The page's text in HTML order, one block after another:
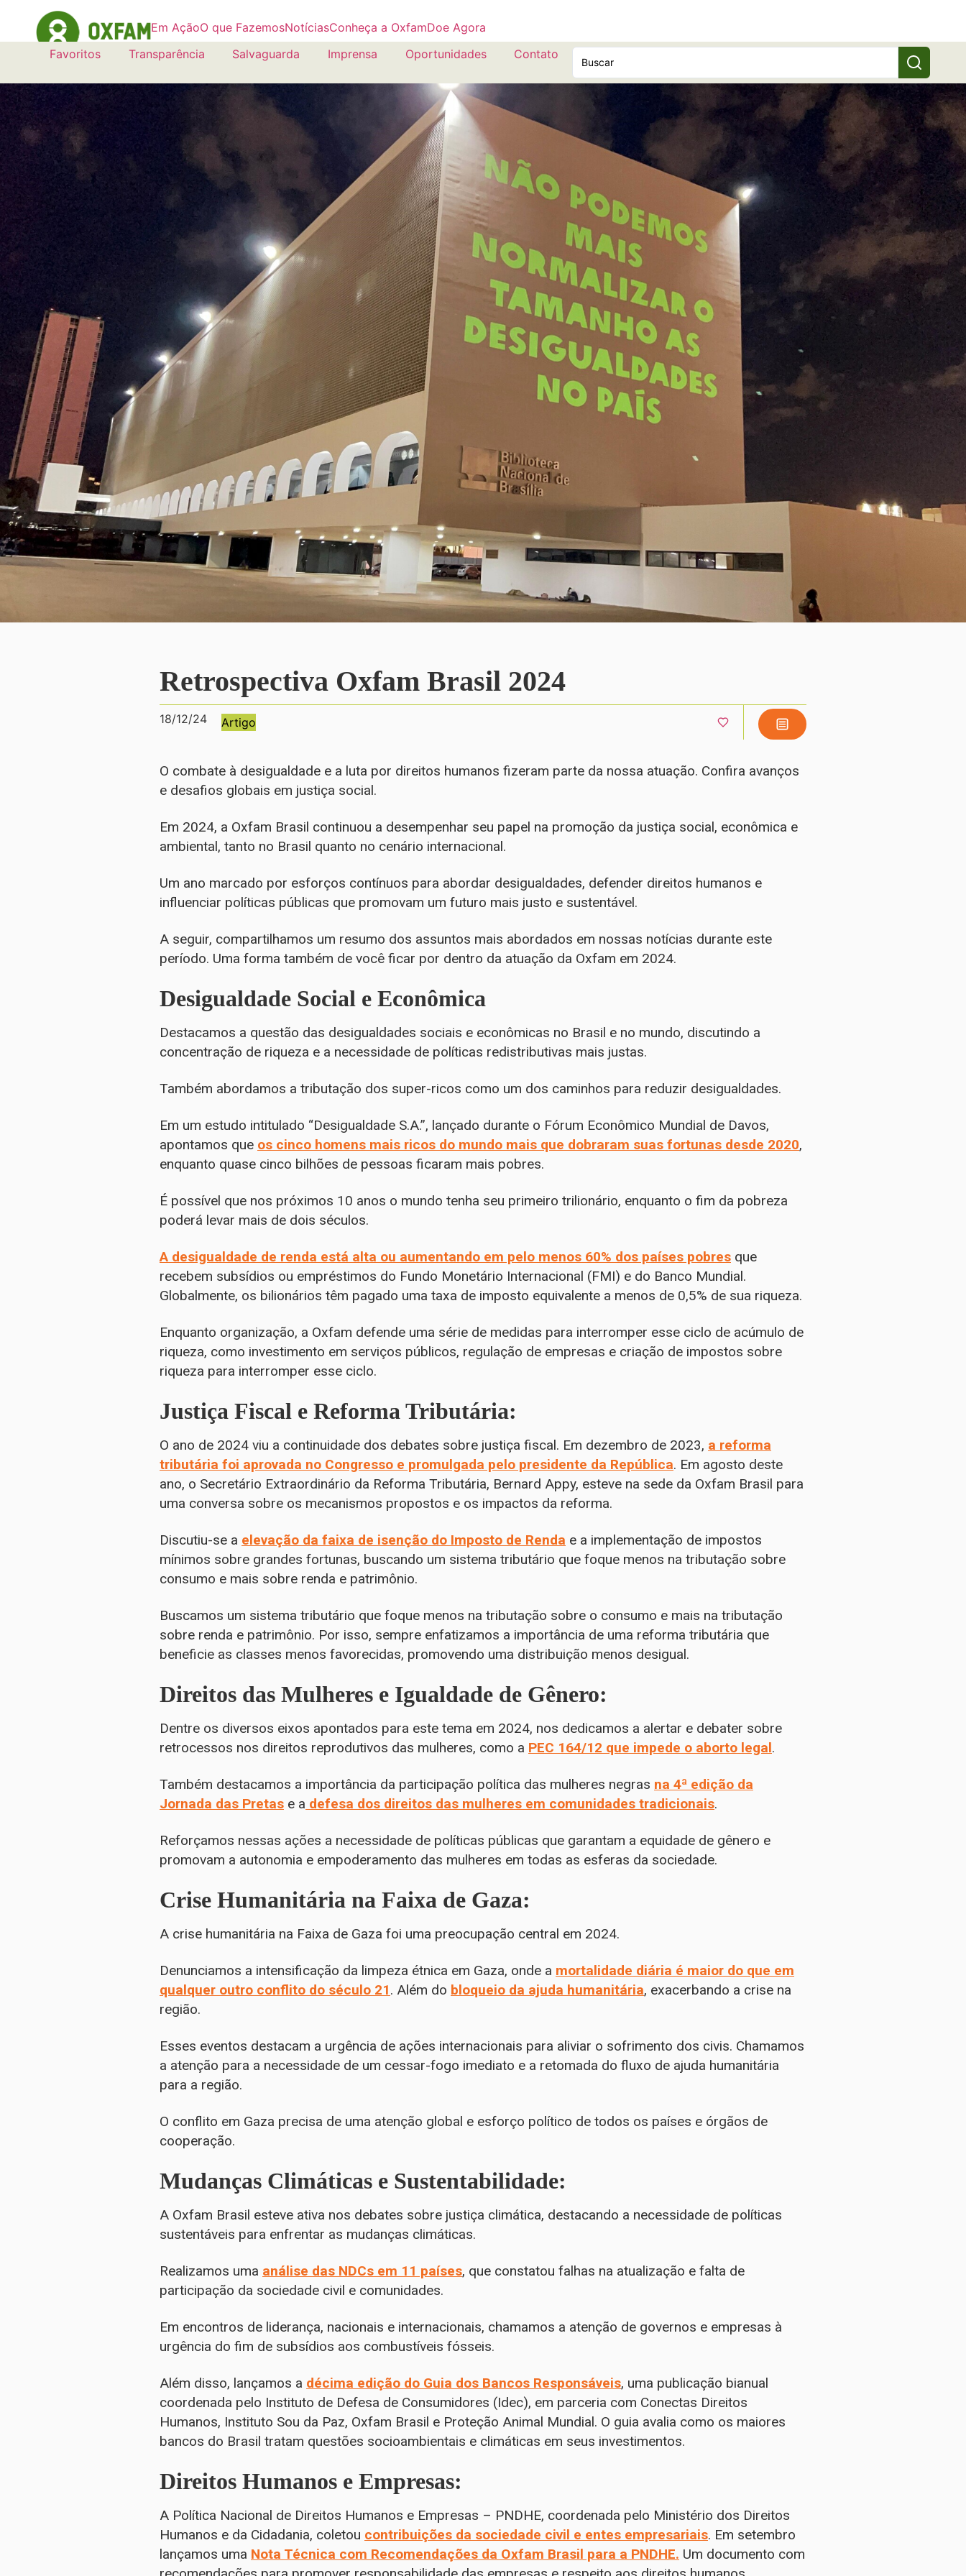
Em AçãoO que FazemosNotíciasConheça a OxfamDoe Agora
Favoritos
Transparência Salvaguarda Imprensa Oportunidades Contato
Retrospectiva Oxfam Brasil 2024
18/12/24 Artigo
O combate à desigualdade e a luta por direitos humanos fizeram parte da nossa atuação. Confira avanços
e desafios globais em justiça social.
Em 2024, a Oxfam Brasil continuou a desempenhar seu papel na promoção da justiça social, econômica e
ambiental, tanto no Brasil quanto no cenário internacional.
Um ano marcado por esforços contínuos para abordar desigualdades, defender direitos humanos e
influenciar políticas públicas que promovam um futuro mais justo e sustentável.
A seguir, compartilhamos um resumo dos assuntos mais abordados em nossas notícias durante este
período. Uma forma também de você ficar por dentro da atuação da Oxfam em 2024.
Desigualdade Social e Econômica
Destacamos a questão das desigualdades sociais e econômicas no Brasil e no mundo, discutindo a
concentração de riqueza e a necessidade de políticas redistributivas mais justas.
Também abordamos a tributação dos super-ricos como um dos caminhos para reduzir desigualdades.
Em um estudo intitulado “Desigualdade S.A.”, lançado durante o Fórum Econômico Mundial de Davos,
apontamos que os cinco homens mais ricos do mundo mais que dobraram suas fortunas desde 2020,
enquanto quase cinco bilhões de pessoas ficaram mais pobres.
É possível que nos próximos 10 anos o mundo tenha seu primeiro trilionário, enquanto o fim da pobreza
poderá levar mais de dois séculos.
A desigualdade de renda está alta ou aumentando em pelo menos 60% dos países pobres que
recebem subsídios ou empréstimos do Fundo Monetário Internacional (FMI) e do Banco Mundial.
Globalmente, os bilionários têm pagado uma taxa de imposto equivalente a menos de 0,5% de sua riqueza.
Enquanto organização, a Oxfam defende uma série de medidas para interromper esse ciclo de acúmulo de
riqueza, como investimento em serviços públicos, regulação de empresas e criação de impostos sobre
riqueza para interromper esse ciclo.
Justiça Fiscal e Reforma Tributária:
O ano de 2024 viu a continuidade dos debates sobre justiça fiscal. Em dezembro de 2023, a reforma
tributária foi aprovada no Congresso e promulgada pelo presidente da República. Em agosto deste
ano, o Secretário Extraordinário da Reforma Tributária, Bernard Appy, esteve na sede da Oxfam Brasil para
uma conversa sobre os mecanismos propostos e os impactos da reforma.
Discutiu-se a elevação da faixa de isenção do Imposto de Renda e a implementação de impostos
mínimos sobre grandes fortunas, buscando um sistema tributário que foque menos na tributação sobre
consumo e mais sobre renda e patrimônio.
Buscamos um sistema tributário que foque menos na tributação sobre o consumo e mais na tributação
sobre renda e patrimônio. Por isso, sempre enfatizamos a importância de uma reforma tributária que
beneficie as classes menos favorecidas, promovendo uma distribuição menos desigual.
Direitos das Mulheres e Igualdade de Gênero:
Dentre os diversos eixos apontados para este tema em 2024, nos dedicamos a alertar e debater sobre
retrocessos nos direitos reprodutivos das mulheres, como a PEC 164/12 que impede o aborto legal.
Também destacamos a importância da participação política das mulheres negras na 4ª edição da
Jornada das Pretas e a defesa dos direitos das mulheres em comunidades tradicionais.
Reforçamos nessas ações a necessidade de políticas públicas que garantam a equidade de gênero e
promovam a autonomia e empoderamento das mulheres em todas as esferas da sociedade.
Crise Humanitária na Faixa de Gaza:
A crise humanitária na Faixa de Gaza foi uma preocupação central em 2024.
Denunciamos a intensificação da limpeza étnica em Gaza, onde a mortalidade diária é maior do que em
qualquer outro conflito do século 21. Além do bloqueio da ajuda humanitária, exacerbando a crise na
região.
Esses eventos destacam a urgência de ações internacionais para aliviar o sofrimento dos civis. Chamamos
a atenção para a necessidade de um cessar-fogo imediato e a retomada do fluxo de ajuda humanitária
para a região.
O conflito em Gaza precisa de uma atenção global e esforço político de todos os países e órgãos de
cooperação.
Mudanças Climáticas e Sustentabilidade:
A Oxfam Brasil esteve ativa nos debates sobre justiça climática, destacando a necessidade de políticas
sustentáveis para enfrentar as mudanças climáticas.
Realizamos uma análise das NDCs em 11 países, que constatou falhas na atualização e falta de
participação da sociedade civil e comunidades.
Em encontros de liderança, nacionais e internacionais, chamamos a atenção de governos e empresas à
urgência do fim de subsídios aos combustíveis fósseis.
Além disso, lançamos a décima edição do Guia dos Bancos Responsáveis, uma publicação bianual
coordenada pelo Instituto de Defesa de Consumidores (Idec), em parceria com Conectas Direitos
Humanos, Instituto Sou da Paz, Oxfam Brasil e Proteção Animal Mundial. O guia avalia como os maiores
bancos do Brasil tratam questões socioambientais e climáticas em seus investimentos.
Direitos Humanos e Empresas:
A Política Nacional de Direitos Humanos e Empresas – PNDHE, coordenada pelo Ministério dos Direitos
Humanos e da Cidadania, coletou contribuições da sociedade civil e entes empresariais. Em setembro
lançamos uma Nota Técnica com Recomendações da Oxfam Brasil para a PNDHE. Um documento com